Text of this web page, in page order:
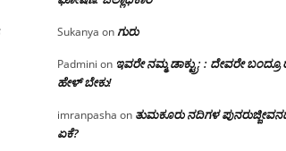
Sukanya onಗುರು
Padmini on ಇವರೇ ನಮ್ಮ ಡಾಕ್ಟ್ರು; : ದೇವರೇ ಬಂದ್ರೂ
ಹೇಳ್ ಬೇಕು!
imranpasha on ತುಮಕೂರು ನದಿಗಳ
ಏಕೆ?